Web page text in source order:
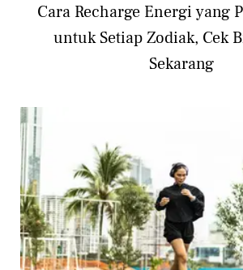
Cara Recharge Energi yang
untuk Setiap Zodiak, Cek
Sekarang